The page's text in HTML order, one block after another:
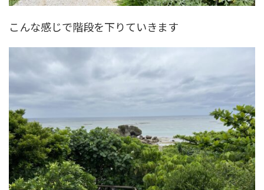
こんな感じで階段を下りていきます